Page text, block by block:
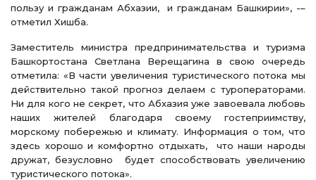
пользу и гражданам Абхазии, и гражданам Башкирии», -–
отметил Хишба.
Заместитель министра предпринимательства и туризма
Башкортостана Светлана Верещагина в свою очередь
отметила: «В части увеличения туристического потока мы
действительно такой прогноз делаем с туроператорами.
Ни для кого не секрет, что Абхазия уже завоевала любовь
наших жителей благодаря своему гостеприимству,
морскому побережью и климату. Информация о том, что
здесь хорошо и комфортно отдыхать, что наши народы
дружат, безусловно будет способствовать увеличению
туристического потока».